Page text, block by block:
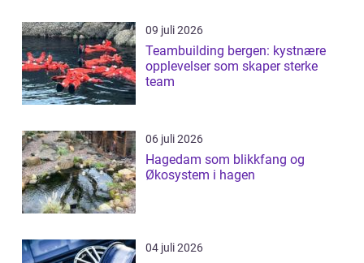
09 juli 2026
Teambuilding bergen: kystnære
opplevelser som skaper sterke
team
06 juli 2026
Hagedam som blikkfang og
Økosystem i hagen
04 juli 2026